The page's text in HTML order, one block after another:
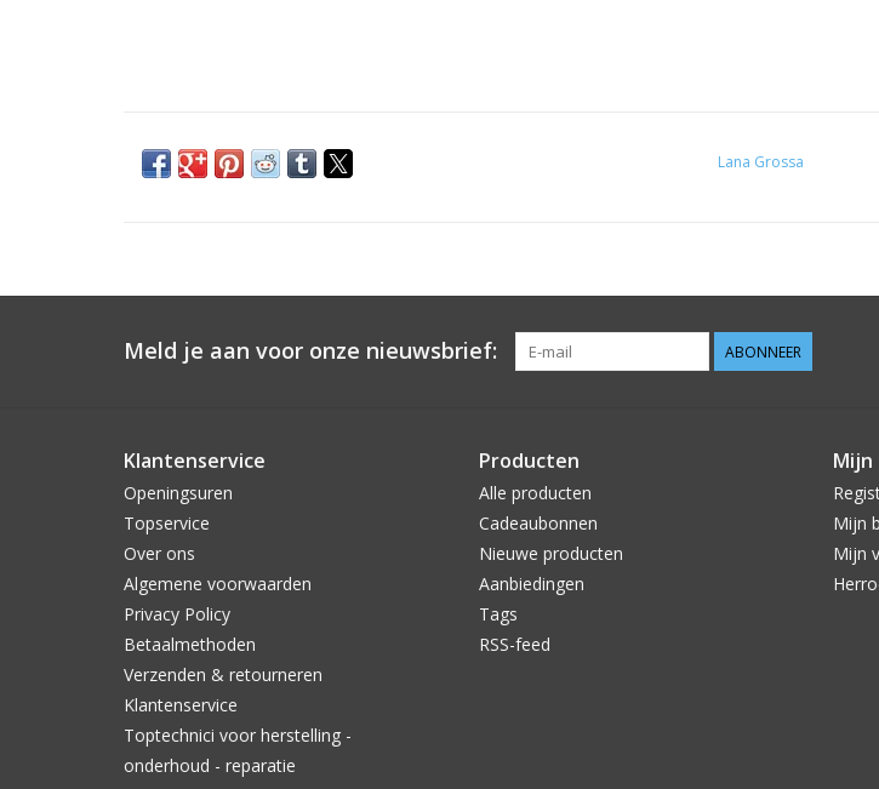
Lana Grossa
Meld je aan voor onze nieuwsbrief: ABONNEER
Klantenservice
Openingsuren
Topservice
Over ons
Algemene voorwaarden
Privacy Policy
Betaalmethoden
Verzenden & retourneren
Klantenservice
Toptechnici voor herstelling -
onderhoud - reparatie
Producten
Alle producten
Cadeaubonnen
Nieuwe producten
Aanbiedingen
Tags
RSS-feed
Mijn
Mijn
Mijn